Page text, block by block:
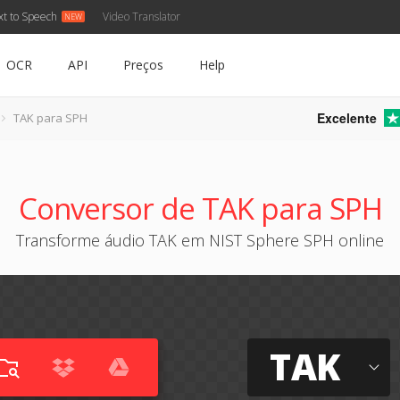
to Speech Video Translator
OCR API Preços Help
TAK para SPH Excelente
Conversor de TAK para SPH
Transforme áudio TAK em NIST Sphere SPH online
TAK